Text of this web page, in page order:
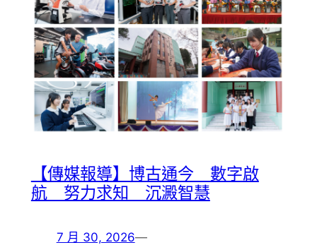
【傳媒報導】博古通今 數字啟
航 努力求知 沉澱智慧
7 月 30, 2026—